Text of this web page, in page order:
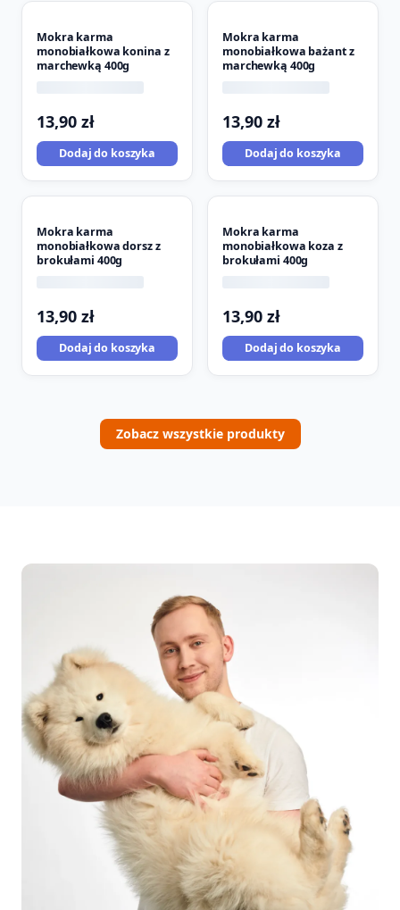
Mokra karma
monobiałkowa konina z
marchewką 400g
13,90 zł
Dodaj do koszyka
Mokra karma
monobiałkowa bażant z
marchewką 400g
13,90 zł
Dodaj do koszyka
Mokra karma
monobiałkowa dorsz z
brokułami 400g
13,90 zł
Dodaj do koszyka
Mokra karma
monobiałkowa koza z
brokułami 400g
13,90 zł
Dodaj do koszyka
Zobacz wszystkie produkty